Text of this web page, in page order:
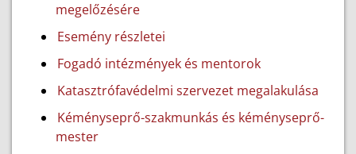
megelőzésére
Esemény részletei
Fogadó intézmények és mentorok
Katasztrófavédelmi szervezet megalakulása
Kéményseprő-szakmunkás és kéményseprő-
mester